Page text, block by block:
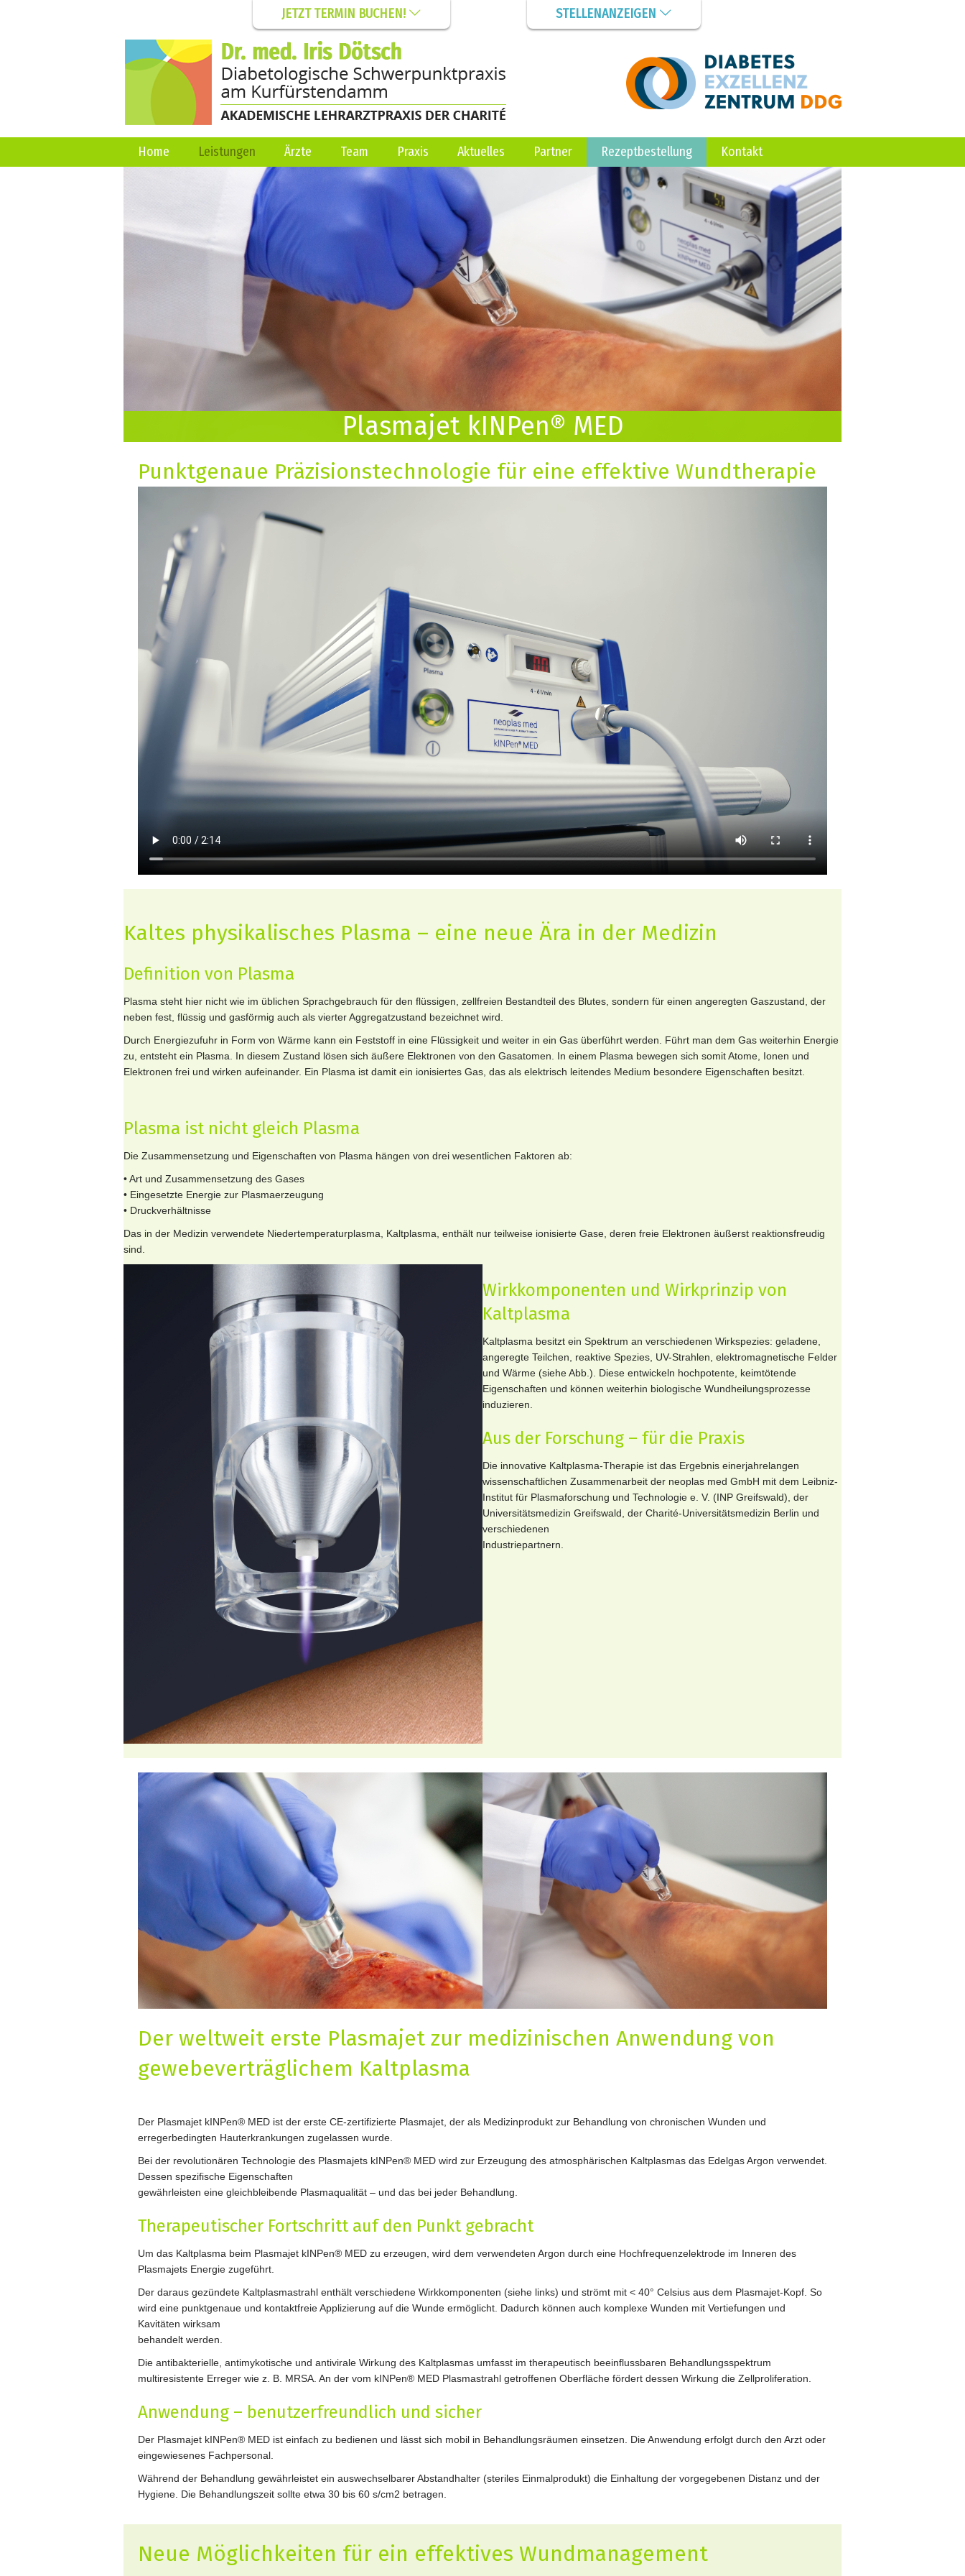
JETZT TERMIN BUCHEN! STELLENANZEIGEN
Home Leistungen Ärzte Team Praxis Aktuelles Partner Rezeptbestellung Kontakt
Plasmajet kINPen® MED
Punktgenaue Präzisionstechnologie für eine effektive Wundtherapie
Kaltes physikalisches Plasma – eine neue Ära in der Medizin
Definition von Plasma
Plasma steht hier nicht wie im üblichen Sprachgebrauch für den flüssigen, zellfreien Bestandteil des Blutes, sondern für einen angeregten Gaszustand, der
neben fest, flüssig und gasförmig auch als vierter Aggregatzustand bezeichnet wird.
Durch Energiezufuhr in Form von Wärme kann ein Feststoff in eine Flüssigkeit und weiter in ein Gas überführt werden. Führt man dem Gas weiterhin Energie
zu, entsteht ein Plasma. In diesem Zustand lösen sich äußere Elektronen von den Gasatomen. In einem Plasma bewegen sich somit Atome, Ionen und
Elektronen frei und wirken aufeinander. Ein Plasma ist damit ein ionisiertes Gas, das als elektrisch leitendes Medium besondere Eigenschaften besitzt.
Plasma ist nicht gleich Plasma
Die Zusammensetzung und Eigenschaften von Plasma hängen von drei wesentlichen Faktoren ab:
• Art und Zusammensetzung des Gases
• Eingesetzte Energie zur Plasmaerzeugung
• Druckverhältnisse
Das in der Medizin verwendete Niedertemperaturplasma, Kaltplasma, enthält nur teilweise ionisierte Gase, deren freie Elektronen äußerst reaktionsfreudig
sind.
Wirkkomponenten und Wirkprinzip von
Kaltplasma
Kaltplasma besitzt ein Spektrum an verschiedenen Wirkspezies: geladene,
angeregte Teilchen, reaktive Spezies, UV-Strahlen, elektromagnetische Felder
und Wärme (siehe Abb.). Diese entwickeln hochpotente, keimtötende
Eigenschaften und können weiterhin biologische Wundheilungsprozesse
induzieren.
Aus der Forschung – für die Praxis
Die innovative Kaltplasma-Therapie ist das Ergebnis einerjahrelangen
wissenschaftlichen Zusammenarbeit der neoplas med GmbH mit dem Leibniz-
Institut für Plasmaforschung und Technologie e. V. (INP Greifswald), der
Universitätsmedizin Greifswald, der Charité-Universitätsmedizin Berlin und
verschiedenen
Industriepartnern.
Der weltweit erste Plasmajet zur medizinischen Anwendung von
gewebeverträglichem Kaltplasma
Der Plasmajet kINPen® MED ist der erste CE-zertifizierte Plasmajet, der als Medizinprodukt zur Behandlung von chronischen Wunden und
erregerbedingten Hauterkrankungen zugelassen wurde.
Bei der revolutionären Technologie des Plasmajets kINPen® MED wird zur Erzeugung des atmosphärischen Kaltplasmas das Edelgas Argon verwendet.
Dessen spezifische Eigenschaften
gewährleisten eine gleichbleibende Plasmaqualität – und das bei jeder Behandlung.
Therapeutischer Fortschritt auf den Punkt gebracht
Um das Kaltplasma beim Plasmajet kINPen® MED zu erzeugen, wird dem verwendeten Argon durch eine Hochfrequenzelektrode im Inneren des
Plasmajets Energie zugeführt.
Der daraus gezündete Kaltplasmastrahl enthält verschiedene Wirkkomponenten (siehe links) und strömt mit < 40° Celsius aus dem Plasmajet-Kopf. So
wird eine punktgenaue und kontaktfreie Applizierung auf die Wunde ermöglicht. Dadurch können auch komplexe Wunden mit Vertiefungen und
Kavitäten wirksam
behandelt werden.
Die antibakterielle, antimykotische und antivirale Wirkung des Kaltplasmas umfasst im therapeutisch beeinflussbaren Behandlungsspektrum
multiresistente Erreger wie z. B. MRSA. An der vom kINPen® MED Plasmastrahl getroffenen Oberfläche fördert dessen Wirkung die Zellproliferation.
Anwendung – benutzerfreundlich und sicher
Der Plasmajet kINPen® MED ist einfach zu bedienen und lässt sich mobil in Behandlungsräumen einsetzen. Die Anwendung erfolgt durch den Arzt oder
eingewiesenes Fachpersonal.
Während der Behandlung gewährleistet ein auswechselbarer Abstandhalter (steriles Einmalprodukt) die Einhaltung der vorgegebenen Distanz und der
Hygiene. Die Behandlungszeit sollte etwa 30 bis 60 s/cm2 betragen.
Neue Möglichkeiten für ein effektives Wundmanagement